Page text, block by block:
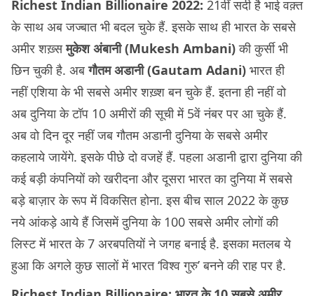
Richest Indian Billionaire 2022: 21वीं सदी है भाई वक़्त
के साथ अब जज्बात भी बदल चुके हैं. इसके साथ ही भारत के सबसे
अमीर शख़्समुकेश अंबानी (Mukesh Ambani)की कुर्सी भी
छिन चुकी है. अबगौतम अडानी (Gautam Adani) भारत ही
नहीं एशिया के भी सबसे अमीर शख़्श बन चुके हैं. इतना ही नहीं वो
अब दुनिया के टॉप 10 अमीरों की सूची में 5वें नंबर पर आ चुके हैं.
अब वो दिन दूर नहीं जब गौतम अडानी दुनिया के सबसे अमीर
कहलाये जायेंगे. इसके पीछे दो वजहें हैं. पहला अडानी द्वारा दुनिया की
कई बड़ी कंपनियों को खरीदना और दूसरा भारत का दुनिया में सबसे
बड़े बाज़ार के रूप में विकसित होना. इस बीच साल 2022 के कुछ
नये आंकड़े आये हैं जिसमें दुनिया के 100 सबसे अमीर लोगों की
लिस्ट में भारत के 7 अरबपतियों ने जगह बनाई है. इसका मतलब ये
हुआ कि अगले कुछ सालों में भारत ‘विश्व गुरु’ बनने की राह पर है.